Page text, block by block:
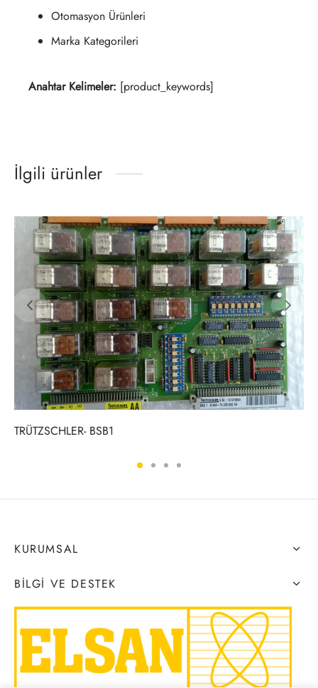
Otomasyon Ürünleri
Marka Kategorileri
Anahtar Kelimeler: [product_keywords]
İlgili ürünler
TRÜTZSCHLER- BSB1
KURUMSAL
BILGI VE DESTEK